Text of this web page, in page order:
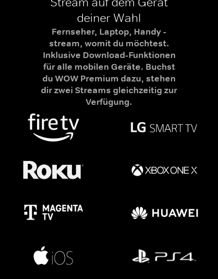
deiner Wahl
Fernseher, Laptop, Handy -
stream, womit du möchtest.
Inklusive Download-Funktionen
für alle mobilen Geräte. Buchst
du WOW Premium dazu, stehen
dir zwei Streams gleichzeitig zur
Verfügung.